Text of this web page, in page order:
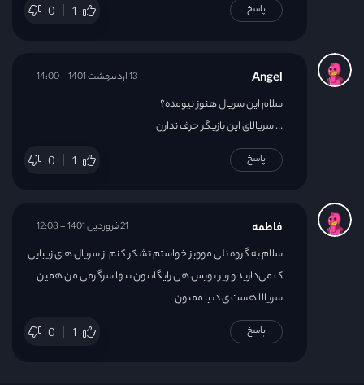
0 1 پاسخ
Angel
سلام این سریال هنوز نیومده؟
… سریالای این بازیگر حرف ندارن
0 1
13 اردیبهشت 1401 - 14:00
پاسخ
فاطمه
سلام به گروه نلی موویز خواستم تشکر کنم از سریال های زیبایی
ک می‌دارید و زیر نویس هی رایگانتون تنها سرگرمی من همین
سریالا هست ی دنیا ممنون
0 1
21 فروردین 1401 - 12:08
پاسخ